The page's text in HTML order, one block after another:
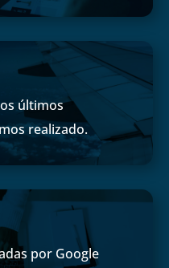
últimos
realizado.
por Google